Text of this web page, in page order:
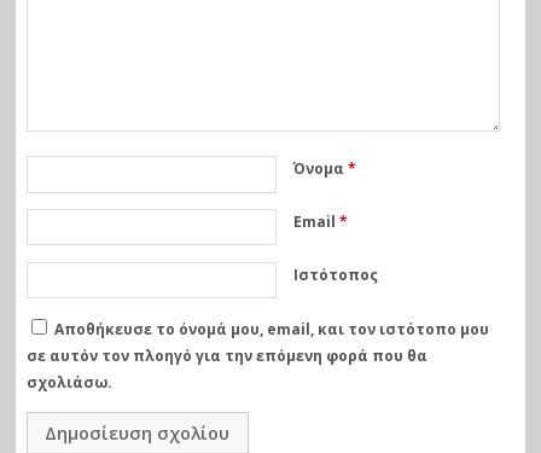
Όνομα *
Email *
Ιστότοπος
Αποθήκευσε το όνομά μου, email, και τον ιστότοπο μου
σε αυτόν τον πλοηγό για την επόμενη φορά που θα
σχολιάσω.